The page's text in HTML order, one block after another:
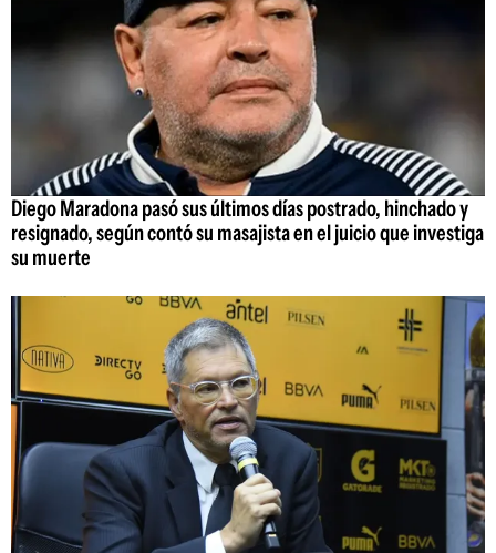
Diego Maradona pasó sus últimos días postrado, hinchado y
resignado, según contó su masajista en el juicio que investiga
su muerte